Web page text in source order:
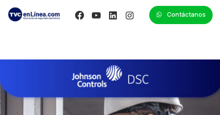
Contáctanos